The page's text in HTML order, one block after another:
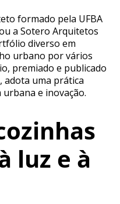
formado pela UFBA
a Sotero Arquitetos
diverso em
urbano por vários
premiado e publicado
adota uma prática
e inovação.
luz e à